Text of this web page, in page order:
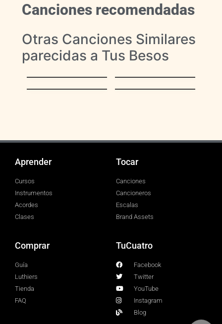
Canciones recomendadas
Otras Canciones Similares
parecidas a Tus Besos
Hijo de la Luna Para vivir
Canción Patriótica
de 1810 (Gloria al
El Caminante
Aprender
Cursos
Instrumentos
Acordes
Clases
Tocar
Canciones
Cancioneros
Escalas
Brand Assets
Comprar
Guía
Luthiers
Tienda
FAQ
TuCuatro
Facebook
Twitter
YouTube
Instagram
Blog